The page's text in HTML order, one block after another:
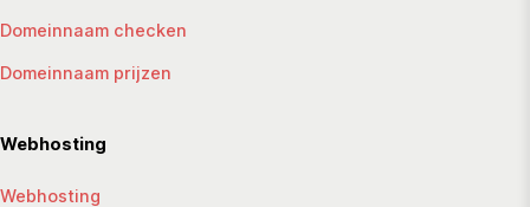
Domeinnaam checken
Domeinnaam prijzen
Webhosting
Webhosting